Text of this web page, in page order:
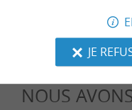
NOUS
JE